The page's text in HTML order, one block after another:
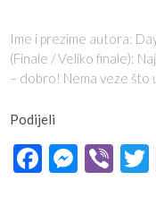
Ime i prezime autora:
(Finale / Veliko finale):
– dobro! Nema veze što
Podijeli
Facebook